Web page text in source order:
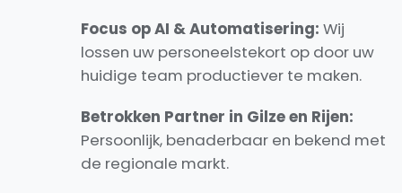
Focus op AI & Automatisering: Wij
lossen uw personeelstekort op door uw
huidige team productiever te maken.
Betrokken Partner in Gilze en Rijen:
Persoonlijk, benaderbaar en bekend met
de regionale markt.